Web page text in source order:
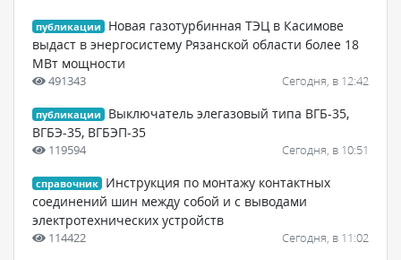
публикации
Новая газотурбинная ТЭЦ в Касимове
выдаст в энергосистему Рязанской области более 18
МВт мощности
491343 Сегодня, в 12:42
публикации
Выключатель элегазовый типа ВГБ-35,
ВГБЭ-35, ВГБЭП-35
119594 Сегодня, в 10:51
справочник
Инструкция по монтажу контактных
соединений шин между собой и с выводами
электротехнических устройств
114422 Сегодня, в 11:02